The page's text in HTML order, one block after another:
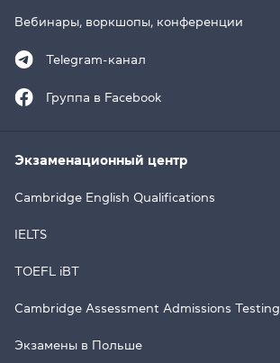
Вебинары, воркшопы, конференции
Telegram-канал
Группа в Facebook
Экзаменационный центр
Cambridge English Qualifications
IELTS
TOEFL iBT
Cambridge Assessment Admissions Testing
Экзамены в Польше